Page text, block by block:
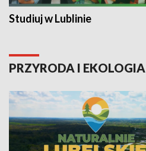
Studiuj w Lublinie
PRZYRODA I EKOLOGIA